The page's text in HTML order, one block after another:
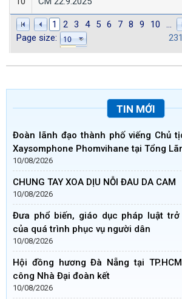
1 2 3 4 5 6 7 8 9 10
Page size:
231
TIN MỚI
Đoàn lãnh đạo thành phố viếng Chủ
Xaysomphone Phomvihane tại Tổng
10/08/2026
CHUNG TAY XOA DỊU NỖI ĐAU DA CAM
10/08/2026
Đưa phổ biến, giáo dục pháp luật trở
của quá trình phục vụ người dân
10/08/2026
Hội đồng hương Đà Nẵng tại
công Nhà Đại đoàn kết
10/08/2026